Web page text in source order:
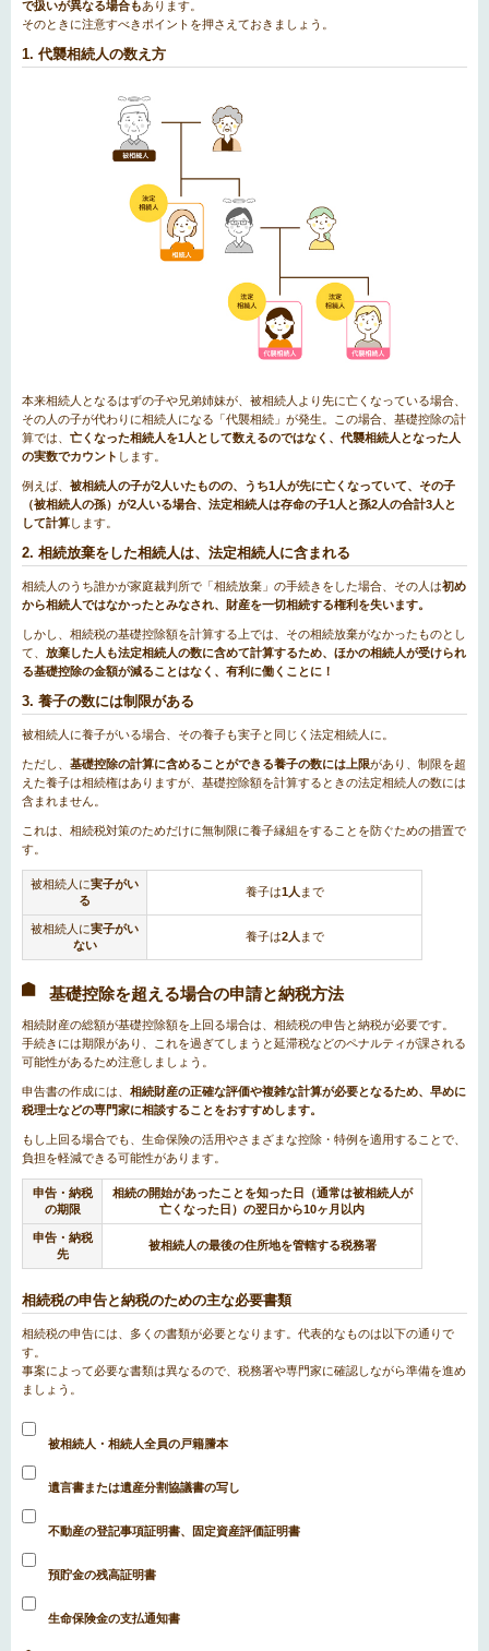
で扱いが異なる場合もあります。
そのときに注意すべきポイントを押さえておきましょう。
1. 代襲相続人の数え方
本来相続人となるはずの子や兄弟姉妹が、被相続人より先に亡くなっている場合、
その人の子が代わりに相続人になる「代襲相続」が発生。この場合、基礎控除の計
算では、 亡くなった相続人を1人として数えるのではなく、代襲相続人となった人
の実数でカウント します。
例えば、 被相続人の子が2人いたものの、うち1人が先に亡くなっていて、その子
（被相続人の孫）が2人いる場合、法定相続人は存命の子1人と孫2人の合計3人と
して計算します。
2. 相続放棄をした相続人は、法定相続人に含まれる
相続人のうち誰かが家庭裁判所で「相続放棄」の手続きをした場合、その人は初め
から相続人ではなかったとみなされ、財産を一切相続する権利を失います。
しかし、相続税の基礎控除額を計算する上では、その相続放棄がなかったものとし
て、 放棄した人も法定相続人の数に含めて計算するため、ほかの相続人が受けられ
る基礎控除の金額が減ることはなく、有利に働くことに！
3. 養子の数には制限がある
被相続人に養子がいる場合、その養子も実子と同じく法定相続人に。
ただし、 基礎控除の計算に含めることができる養子の数には上限があり、制限を超
えた養子は相続権はありますが、基礎控除額を計算するときの法定相続人の数には
含まれません。
これは、相続税対策のためだけに無制限に養子縁組をすることを防ぐための措置で
す。
被相続人に実子がい
る
養子は1人 まで
被相続人に実子がい
ない
養子は2人 まで
基礎控除を超える場合の申請と納税方法
相続財産の総額が基礎控除額を上回る場合は、相続税の申告と納税が必要です。
手続きには期限があり、これを過ぎてしまうと延滞税などのペナルティが課される
可能性があるため注意しましょう。
申告書の作成には、 相続財産の正確な評価や複雑な計算が必要となるため、早めに
税理士などの専門家に相談することをおすすめします。
もし上回る場合でも、生命保険の活用やさまざまな控除・特例を適用することで、
負担を軽減できる可能性があります。
申告・納税
の期限
相続の開始があったことを知った日（通常は被相続人が
亡くなった日）の翌日から10ヶ月以内
申告・納税
先
被相続人の最後の住所地を管轄する税務署
相続税の申告と納税のための主な必要書類
相続税の申告には、多くの書類が必要となります。代表的なものは以下の通りで
す。
事案によって必要な書類は異なるので、税務署や専門家に確認しながら準備を進め
ましょう。
被相続人・相続人全員の戸籍謄本
遺言書または遺産分割協議書の写し
不動産の登記事項証明書、固定資産評価証明書
預貯金の残高証明書
生命保険金の支払通知書